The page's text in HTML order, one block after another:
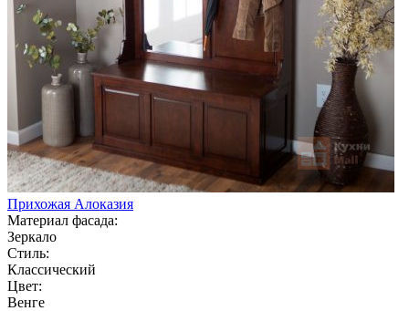
Прихожая Алоказия
Материал фасада:
Зеркало
Стиль:
Классический
Цвет:
Венге